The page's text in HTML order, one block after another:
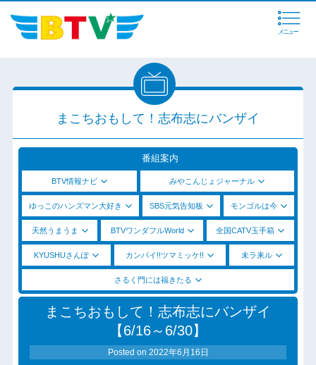
メニュー
まこちおもして！志布志にバンザイ
番組案内
BTV情報ナビ みやこんじょジャーナル
ゆっこのハンズマン大好き SBS元気告知板 モンゴルは今
天然うまうま BTVワンダフルWorld 全国CATV玉手箱
KYUSHUさんぽ カンパイ!!ツマミッケ!! 未ラ来ル
さるく門には福きたる
まこちおもして！志布志にバンザイ
【6/16～6/30】
Posted on 2022年6月16日